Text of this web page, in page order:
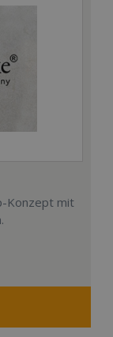
Konzept mit